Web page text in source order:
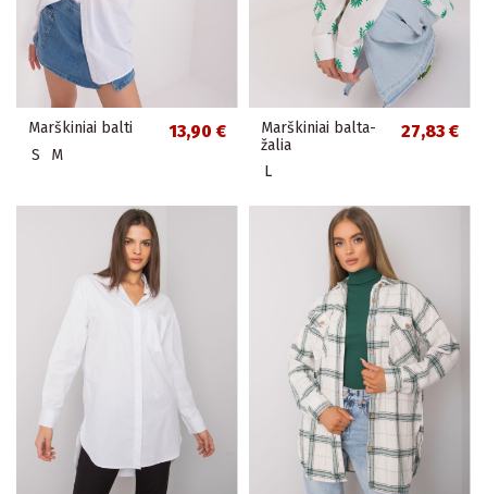
Marškiniai balti 13,90 €
S M
Marškiniai balta-
žalia
27,83 €
L